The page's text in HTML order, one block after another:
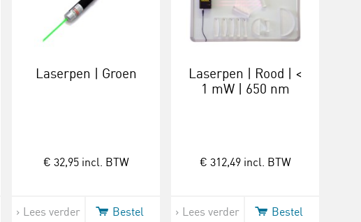
Laserpen | Groen
€ 32,95 incl. BTW
Lees verder Bestel
Laserpen | Rood | <
1 mW | 650 nm
€ 312,49 incl. BTW
Lees verder Bestel